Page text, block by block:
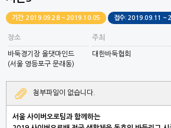
기간: 2019.09.28 ~ 2019.10.05 접수: 2019.09.11 ~
장소
바둑경기장 올댓마인드
(서울 영등포구 문래동)
주최
대한바둑협회
첨부파일이 없습니다.
서울 사이버오로팀과 함께하는